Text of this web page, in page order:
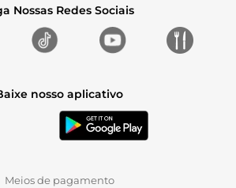
Nossas Redes Sociais
nosso aplicativo
Meios de pagamento